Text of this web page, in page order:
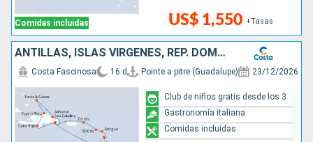
Comidas incluidas US$ 1,550 +Tasas
ANTILLAS, ISLAS VÍRGENES, REP. DOMINICANA, TURKS E ISLAS CAICOS
Costa Fascinosa 16 d Pointe a pitre (Guadalupe) 23/12/2026
Club de niños gratis desde los 3
Gastronomía italiana
Comidas incluidas